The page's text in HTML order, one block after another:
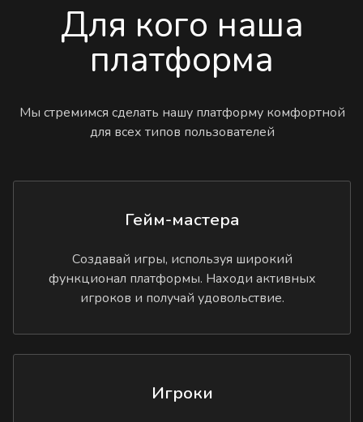
Для кого наша
платформа
Мы стремимся сделать нашу платформу комфортной
для всех типов пользователей
Гейм-мастера
Создавай игры, используя широкий
функционал платформы. Находи активных
игроков и получай удовольствие.
Игроки